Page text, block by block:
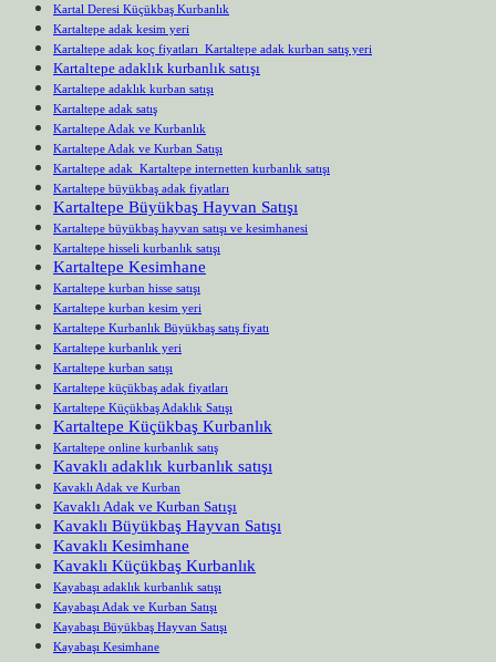
Kartal Deresi Küçükbaş Kurbanlık
Kartaltepe adak kesim yeri
Kartaltepe adak koç fiyatları Kartaltepe adak kurban satış yeri
Kartaltepe adaklık kurbanlık satışı
Kartaltepe adaklık kurban satışı
Kartaltepe adak satış
Kartaltepe Adak ve Kurbanlık
Kartaltepe Adak ve Kurban Satışı
Kartaltepe adak Kartaltepe internetten kurbanlık satışı
Kartaltepe büyükbaş adak fiyatları
Kartaltepe Büyükbaş Hayvan Satışı
Kartaltepe büyükbaş hayvan satışı ve kesimhanesi
Kartaltepe hisseli kurbanlık satışı
Kartaltepe Kesimhane
Kartaltepe kurban hisse satışı
Kartaltepe kurban kesim yeri
Kartaltepe Kurbanlık Büyükbaş satış fiyatı
Kartaltepe kurbanlık yeri
Kartaltepe kurban satışı
Kartaltepe küçükbaş adak fiyatları
Kartaltepe Küçükbaş Adaklık Satışı
Kartaltepe Küçükbaş Kurbanlık
Kartaltepe online kurbanlık satış
Kavaklı adaklık kurbanlık satışı
Kavaklı Adak ve Kurban
Kavaklı Adak ve Kurban Satışı
Kavaklı Büyükbaş Hayvan Satışı
Kavaklı Kesimhane
Kavaklı Küçükbaş Kurbanlık
Kayabaşı adaklık kurbanlık satışı
Kayabaşı Adak ve Kurban Satışı
Kayabaşı Büyükbaş Hayvan Satışı
Kayabaşı Kesimhane